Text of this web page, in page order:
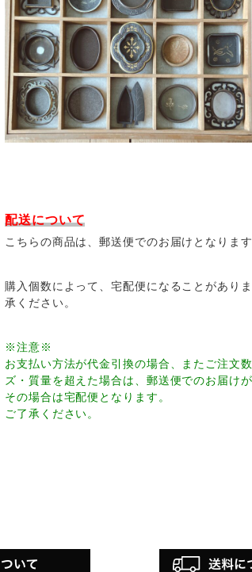
配送について
こちらの商品は、郵送便でのお届けとなります
購入個数によって、宅配便になることがあり
承ください。
※注意※
お支払い方法が代金引換の場合、またご注文
ズ・質量を超えた場合は、郵送便でのお届けが
その場合は宅配便となります。
ご了承ください。